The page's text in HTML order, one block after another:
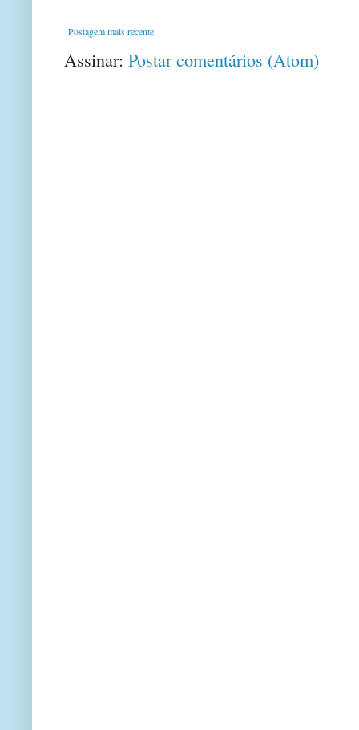
Postagem mais recente
Assinar: Postar comentários (Atom)